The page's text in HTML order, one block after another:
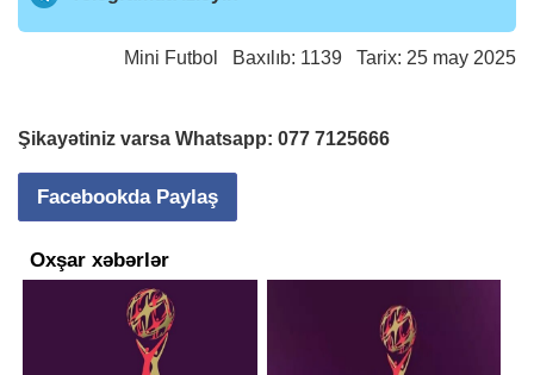
Mini Futbol Baxılıb: 1139 Tarix: 25 may 2025
Şikayətiniz varsa Whatsapp: 077 7125666
Facebookda Paylaş
Oxşar xəbərlər